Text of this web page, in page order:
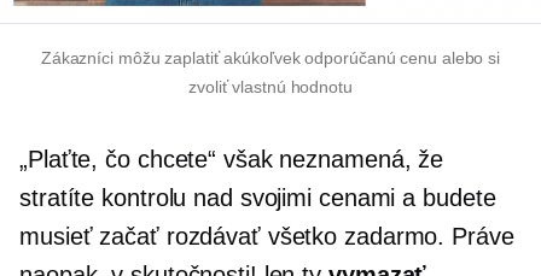
Zákazníci môžu zaplatiť akúkoľvek odporúčanú cenu alebo si
zvoliť vlastnú hodnotu
„Plaťte, čo chcete“ však neznamená, že
stratíte kontrolu nad svojimi cenami a budete
musieť začať rozdávať všetko zadarmo. Práve